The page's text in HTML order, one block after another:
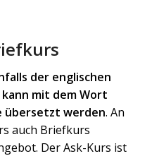
der englischen
mit dem Wort
übersetzt werden. An
auch Briefkurs
Der Ask-Kurs ist